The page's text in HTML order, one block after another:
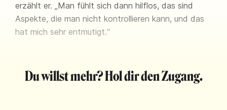
erzählt er. „Man fühlt sich dann hilflos, das sind
Aspekte, die man nicht kontrollieren kann, und das
hat mich sehr entmutigt.“
Du willst mehr? Hol dir den Zugang.